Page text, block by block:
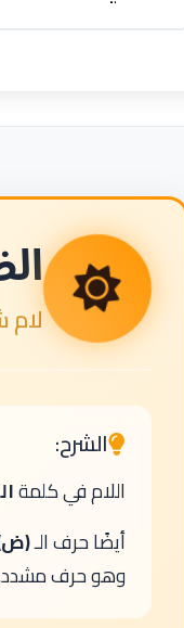
الشرح:
اللام في كلمة
أيضًا حرف الـ
وهو حرف